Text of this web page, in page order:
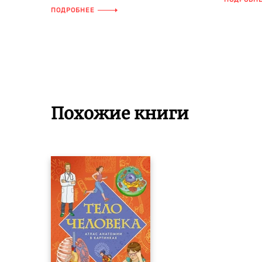
спущен атомный ледокол «Ленин»?
ПОДРОБНЕЕ
Похожие книги